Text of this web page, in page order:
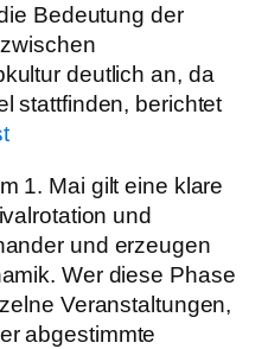
Bedeutung der
deutlich an, da
stattfinden, berichtet
1. Mai gilt eine klare
und
und erzeugen
Wer diese Phase
Veranstaltungen,
abgestimmte